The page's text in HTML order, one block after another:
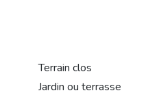
Terrain clos
Jardin ou terrasse